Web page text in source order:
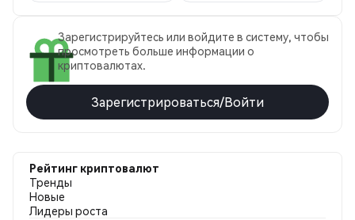
Зарегистрируйтесь или войдите в систему, чтобы
просмотреть больше информации о
криптовалютах.
Зарегистрироваться/Войти
Рейтинг криптовалют
Тренды
Новые
Лидеры роста